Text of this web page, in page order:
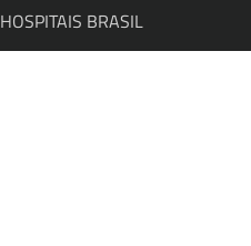
HOSPITAIS BRASIL